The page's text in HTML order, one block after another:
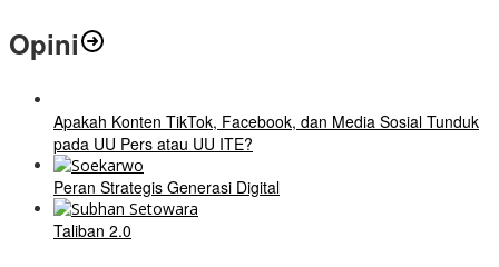
Opini
Apakah Konten TikTok, Facebook, dan Media Sosial Tunduk
pada UU Pers atau UU ITE?
Peran Strategis Generasi Digital
Taliban 2.0